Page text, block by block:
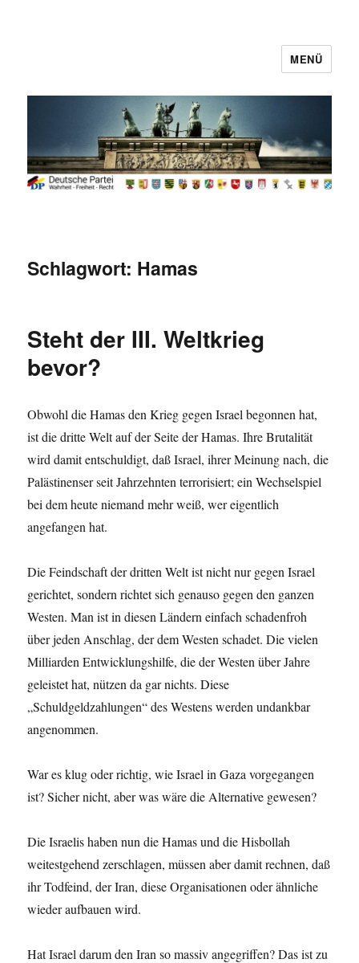
MENÜ
Schlagwort: Hamas
Steht der III. Weltkrieg
bevor?
Obwohl die Hamas den Krieg gegen Israel begonnen hat,
ist die dritte Welt auf der Seite der Hamas. Ihre Brutalität
wird damit entschuldigt, daß Israel, ihrer Meinung nach, die
Palästinenser seit Jahrzehnten terrorisiert; ein Wechselspiel
bei dem heute niemand mehr weiß, wer eigentlich
angefangen hat.
Die Feindschaft der dritten Welt ist nicht nur gegen Israel
gerichtet, sondern richtet sich genauso gegen den ganzen
Westen. Man ist in diesen Ländern einfach schadenfroh
über jeden Anschlag, der dem Westen schadet. Die vielen
Milliarden Entwicklungshilfe, die der Westen über Jahre
geleistet hat, nützen da gar nichts. Diese
„Schuldgeldzahlungen“ des Westens werden undankbar
angenommen.
War es klug oder richtig, wie Israel in Gaza vorgegangen
ist? Sicher nicht, aber was wäre die Alternative gewesen?
Die Israelis haben nun die Hamas und die Hisbollah
weitestgehend zerschlagen, müssen aber damit rechnen, daß
ihr Todfeind, der Iran, diese Organisationen oder ähnliche
wieder aufbauen wird.
Hat Israel darum den Iran so massiv angegriffen? Das ist zu